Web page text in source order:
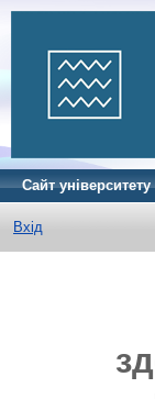
Сайт університету
Вхід